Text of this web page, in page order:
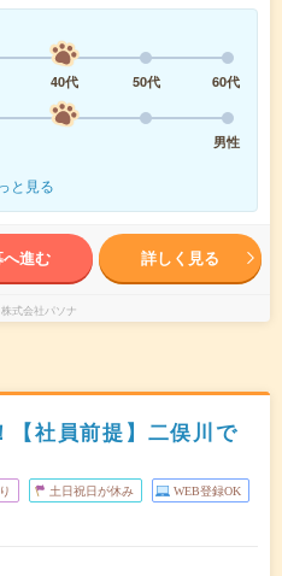
40代 50代
60代
男性
と見る
へ進む 詳しく見る
株式会社パソナ
【社員前提】二俣川で
土日祝日が休み WEB登録OK